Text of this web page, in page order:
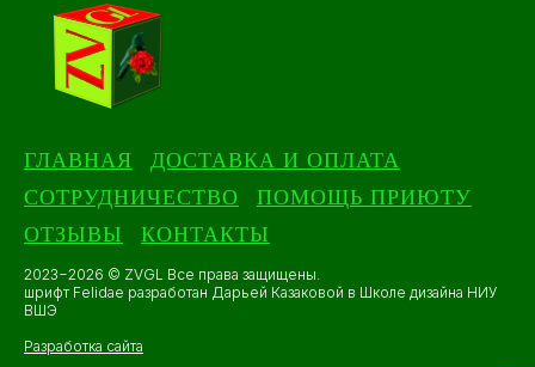
ГЛАВНАЯ
ДОСТАВКА И ОПЛАТА
СОТРУДНИЧЕСТВО
ПОМОЩЬ ПРИЮТУ
ОТЗЫВЫ
КОНТАКТЫ
2023−2026 © ZVGL Все права защищены.
шрифт Felidae разработан Дарьей Казаковой в Школе дизайна НИУ
ВШЭ
Разработка сайта